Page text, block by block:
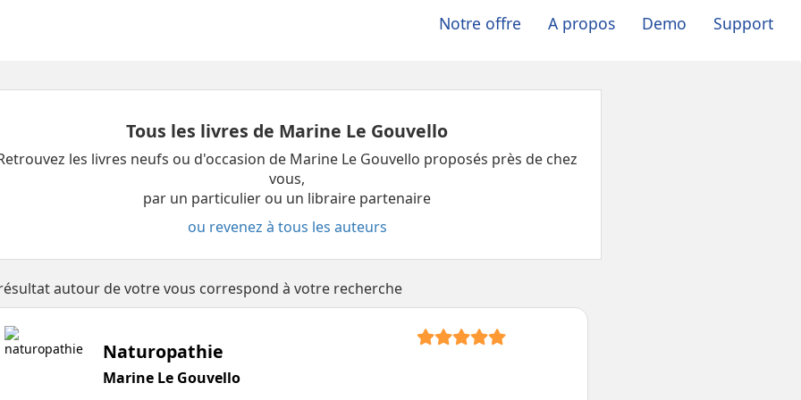
Notre offre A propos Demo Support
Tous les livres de Marine Le Gouvello
les livres neufs ou d'occasion de Marine Le Gouvello proposés près de chez
vous,
par un particulier ou un libraire partenaire
ou revenez à tous les auteurs
autour de votre vous correspond à votre recherche
Naturopathie
Marine Le Gouvello